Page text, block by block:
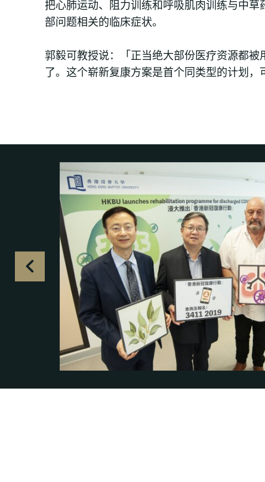
把心肺运动、阻力训练和呼吸肌肉训练与中
部问题相关的临床症状。
郭毅可教授说：「正当绝大部份医疗资源都
了。这个崭新复康方案是首个同类型的计划